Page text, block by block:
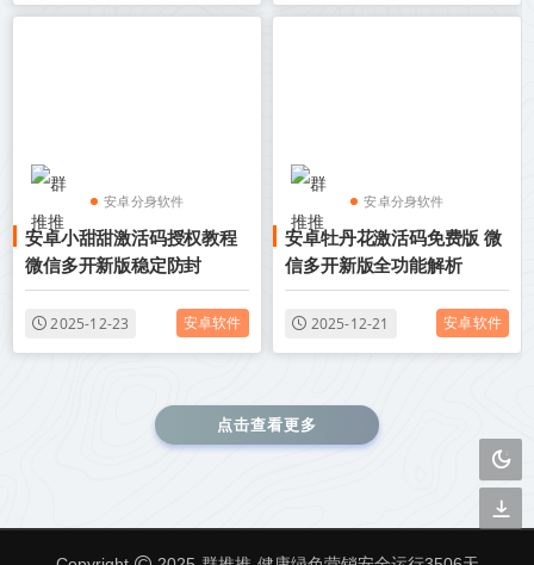
安卓分身软件
安卓微信多开分身
安卓小甜甜激活码授权教程
微信多开新版稳定防封
2025-12-23 安卓软件
安卓分身软件
安卓微信多开分身
安卓牡丹花激活码免费版 微
信多开新版全功能解析
2025-12-21 安卓软件
点击查看更多